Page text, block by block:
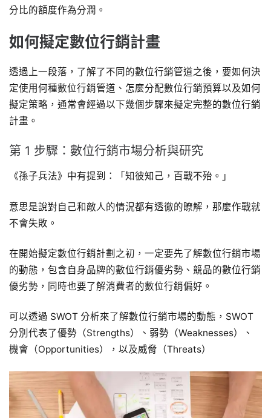
分比的額度作為分潤。
如何擬定數位行銷計畫
透過上一段落，了解了不同的數位行銷管道之後，要如何決
定使用何種數位行銷管道、怎麼分配數位行銷預算以及如何
擬定策略，通常會經過以下幾個步驟來擬定完整的數位行銷
計畫。
第 1 步驟：數位行銷市場分析與研究
《孫子兵法》中有提到：「知彼知己，百戰不殆。」
意思是說對自己和敵人的情況都有透徹的瞭解，那麼作戰就
不會失敗。
在開始擬定數位行銷計劃之初，一定要先了解數位行銷市場
的動態，包含自身品牌的數位行銷優劣勢、競品的數位行銷
優劣勢，同時也要了解消費者的數位行銷偏好。
可以透過 SWOT 分析來了解數位行銷市場的動態，SWOT
分別代表了優勢（Strengths）、弱勢（Weaknesses）、
機會（Opportunities），以及威脅（Threats）